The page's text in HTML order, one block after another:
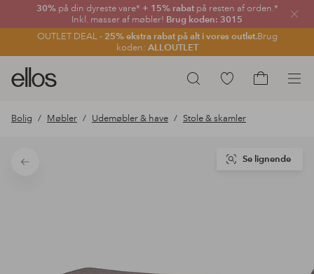
30% på din dyreste vare* + 15% rabatpå resten af orden.*
Inkl. masser af møbler! Brug koden: 3015
OUTLET DEAL - 25% ekstra rabat på alt i vores outlet.Brug
koden: ALLOUTLET
Luk
Søg
Ellos
logo
gå
forsiden
Gå
favoritmarkerede
Bolig Møbler Udemøbler & have Stole & skamler
Tilbage
Se lignende